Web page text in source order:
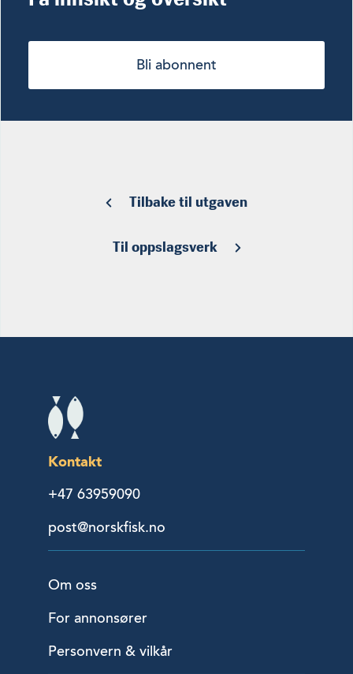
Bli abonnent
Tilbake til utgaven
Til oppslagsverk
Kontakt
+47 63959090
post@norskfisk.no
Om oss
For annonsører
Personvern & vilkår